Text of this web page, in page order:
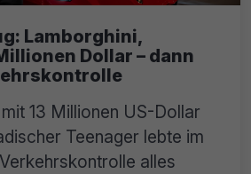
Lamborghini,
Dollar – dann
13 Millionen US-Dollar
Teenager lebte im
alles